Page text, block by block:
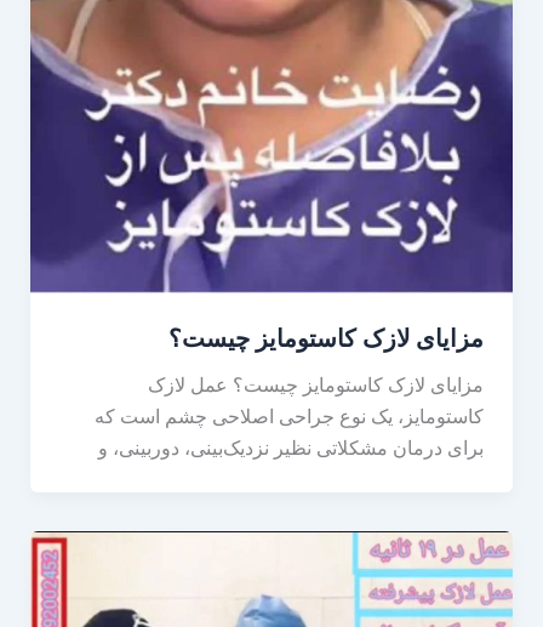
مزایای لازک کاستومایز چیست؟
مزایای لازک کاستومایز چیست؟ عمل لازک
کاستومایز، یک نوع جراحی اصلاحی چشم است که
برای درمان مشکلاتی نظیر نزدیک‌بینی، دوربینی، و